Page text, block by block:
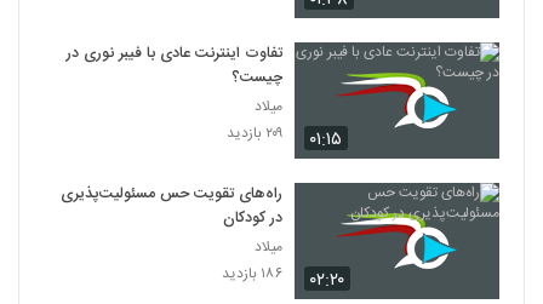
۰۱:۱۵
تفاوت اینترنت عادی با فیبر نوری در
چیست؟
میلاد
۲۰۹ بازدید
۰۲:۲۰
راه‌های تقویت حس مسئولیت‌پذیری
در کودکان
میلاد
۱۸۶ بازدید